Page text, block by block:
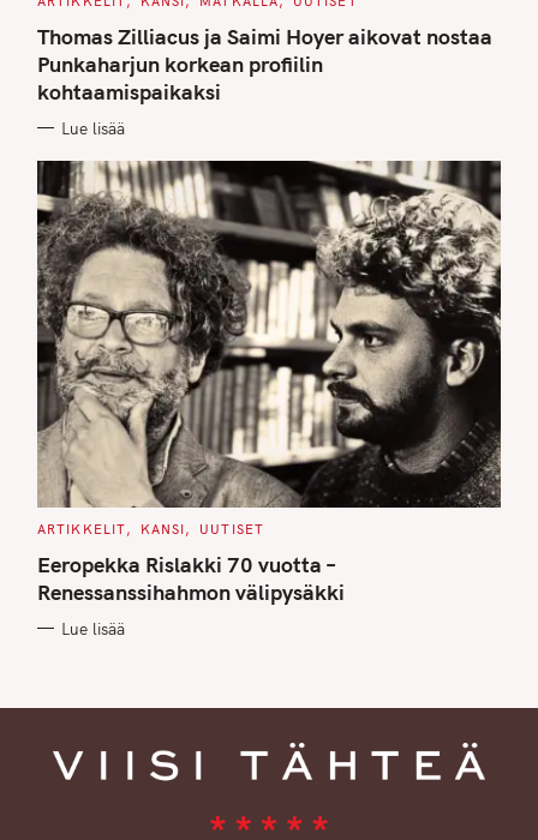
T
E
G
O
R
I
S
Thomas Zilliacus ja Saimi Hoyer aikovat nostaa
Punkaharjun korkean profiilin
kohtaamispaikaksi
Lue lisää
C
T
E
G
O
I
ARTIKKELIT KANSI UUTISET
Eeropekka Rislakki 70 vuotta –
Renessanssihahmon välipysäkki
Lue lisää